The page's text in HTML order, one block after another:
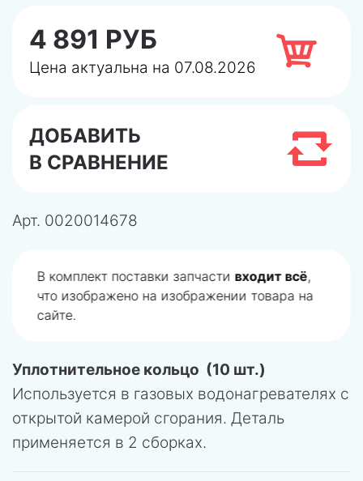
4 891 РУБ
Цена актуальна на 07.08.2026
ДОБАВИТЬ
В СРАВНЕНИЕ
Арт. 0020014678
В комплект поставки запчастивходит всё,
что изображено на изображении товара на
сайте.
Уплотнительное кольцо (10 шт.)
Используется в газовых водонагревателях с
открытой камерой сгорания. Деталь
применяется в 2 сборках.